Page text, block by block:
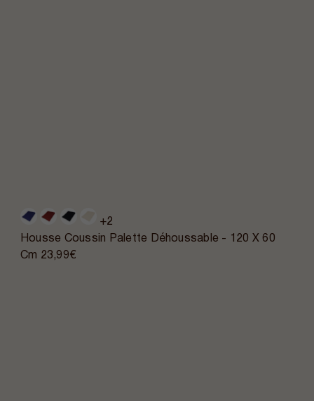
+2
Housse Coussin Palette Déhoussable - 120 X 60
Cm 23,99€